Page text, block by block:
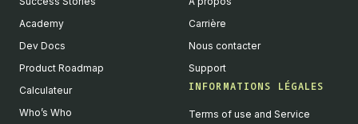
Academy
Dev Docs
Product Roadmap
Calculateur
Who’s Who
Carrière
Nous contacter
Support
INFORMATIONS LÉGALES
Terms of use and Service